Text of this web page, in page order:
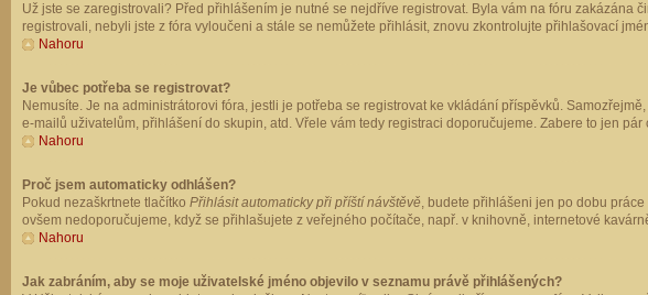
Už jste se zaregistrovali? Před přihlášením je nutné se nejdříve registrovat. Byla vám na fóru
registrovali, nebyli jste z fóra vyloučeni a stále se nemůžete přihlásit, znovu zkontrolujte přihlašovací
Nahoru
Je vůbec potřeba se registrovat?
Nemusíte. Je na administrátorovi fóra, jestli je potřeba se registrovat ke vkládání příspěvků.
e-mailů uživatelům, přihlášení do skupin, atd. Vřele vám tedy registraci doporučujeme. Zabere to jen pár
Nahoru
Proč jsem automaticky odhlášen?
Pokud nezaškrtnete tlačítko Přihlásit automaticky při příští návštěvě, budete přihlášeni jen po dobu
ovšem nedoporučujeme, když se přihlašujete z veřejného počítače, např. v knihovně, internetové
Nahoru
Jak zabráním, aby se moje uživatelské jméno objevilo v seznamu právě přihlášených?